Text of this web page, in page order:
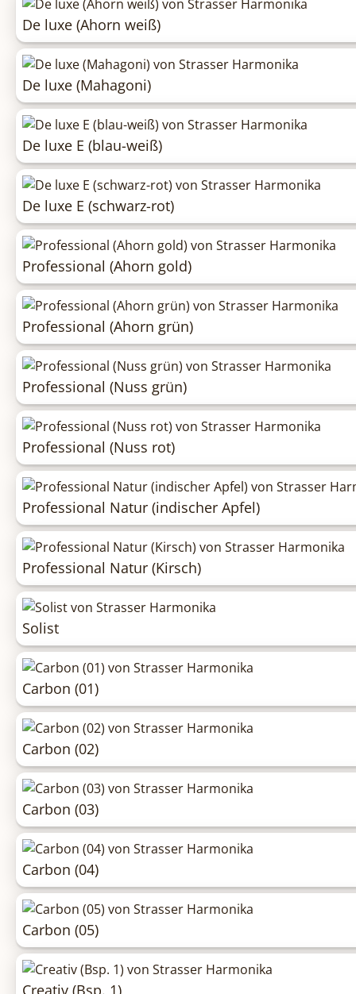
De luxe (Ahorn weiß)
De luxe (Mahagoni)
De luxe E (blau-weiß)
De luxe E (schwarz-rot)
Professional (Ahorn gold)
Professional (Ahorn grün)
Professional (Nuss grün)
Professional (Nuss rot)
Professional Natur (indischer Apfel)
Professional Natur (Kirsch)
Solist
Carbon (01)
Carbon (02)
Carbon (03)
Carbon (04)
Carbon (05)